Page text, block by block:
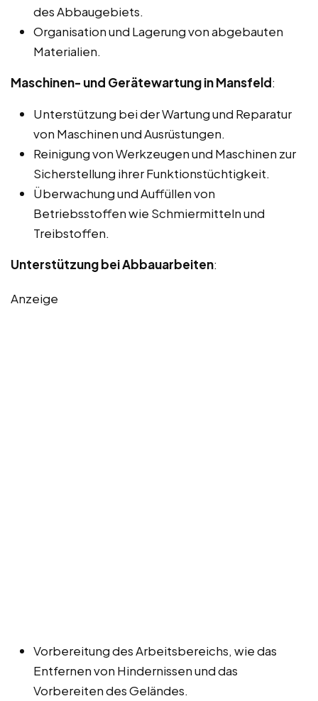
des Abbaugebiets.
Organisation und Lagerung von abgebauten
Materialien.
Maschinen- und Gerätewartung in Mansfeld:
Unterstützung bei der Wartung und Reparatur
von Maschinen und Ausrüstungen.
Reinigung von Werkzeugen und Maschinen zur
Sicherstellung ihrer Funktionstüchtigkeit.
Überwachung und Auffüllen von
Betriebsstoffen wie Schmiermitteln und
Treibstoffen.
Unterstützung bei Abbauarbeiten:
Anzeige
Vorbereitung des Arbeitsbereichs, wie das
Entfernen von Hindernissen und das
Vorbereiten des Geländes.